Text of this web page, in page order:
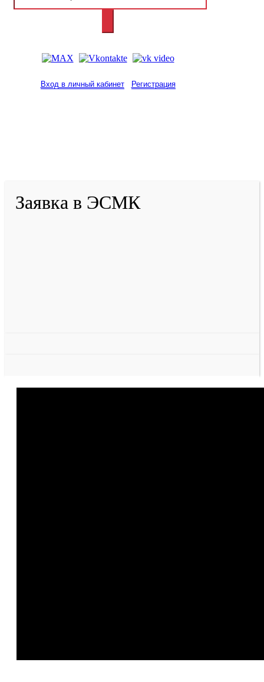
Вход в личный кабинет Регистрация
Заявка в ЭСМК